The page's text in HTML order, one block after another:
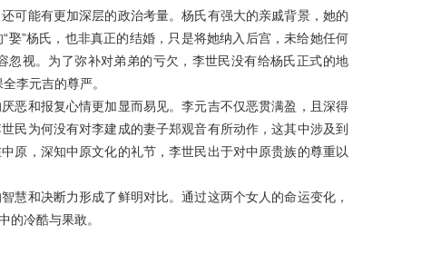
可能有更加深层的政治考量。杨氏有强大的亲戚背景，她的
”杨氏，也非真正的结婚，只是将她纳入后宫，未给她任何
视。为了弥补对弟弟的亏欠，李世民没有给杨氏正式的地
李元吉的尊严。
恶和报复心情更加显而易见。李元吉不仅恶贯满盈，且深得
民为何没有对李建成的妻子郑观音有所动作，这其中涉及到
原，深知中原文化的礼节，李世民出于对中原贵族的尊重以
慧和决断力形成了鲜明对比。通过这两个女人的命运变化，
的冷酷与果敢。